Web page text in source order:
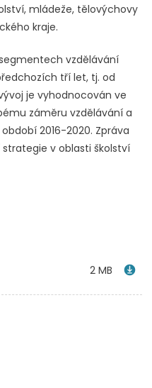
mládeže, tělovýchovy
kraje.
vzdělávání
tří let, tj. od
je vyhodnocován ve
záměru vzdělávání a
2016-2020. Zpráva
v oblasti školství
2 MB